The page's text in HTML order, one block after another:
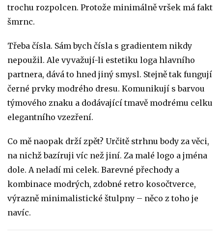
trochu rozpolcen. Protože minimálně vršek má fakt
šmrnc.
Třeba čísla. Sám bych čísla s gradientem nikdy
nepoužil. Ale vyvažují-li estetiku loga hlavního
partnera, dává to hned jiný smysl. Stejně tak fungují
černé prvky modrého dresu. Komunikují s barvou
týmového znaku a dodávající tmavě modrému celku
elegantního vzezření.
Co mě naopak drží zpět? Určitě strhnu body za věci,
na nichž bazíruji víc než jiní. Za malé logo a jména
dole. A neladí mi celek. Barevné přechody a
kombinace modrých, zdobné retro kosočtverce,
výrazně minimalistické štulpny – něco z toho je
navíc.